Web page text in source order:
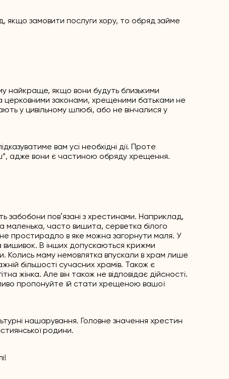
якщо замовити послуги хору, то обряд займе
найкраще, якщо вони будуть близькими
церковними законами, хрещеними батьками не
у цивільному шлюбі, або не вінчалися у
вам усі необхідні дії. Проте
адже вони є частиною обряду хрещення.
забобони повʼязані з хрестинами. Наприклад,
маленька, часто вишита, серветка білого
простирадло в яке можна загорнути маля. У
вишивок. В інших допускаються крижми
Колись маму немовлятка впускали в храм лише
більшості сучасних храмів. Також є
Але він також не відповідає дійсності.
пропонуйте їй стати хрещеною вашої
нашарування. Головне значення хрестин
родини.